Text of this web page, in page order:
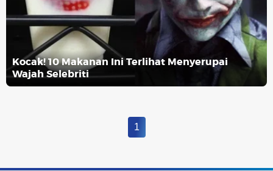
Kocak! 10 Makanan Ini Terlihat Menyerupai
Wajah Selebriti
1